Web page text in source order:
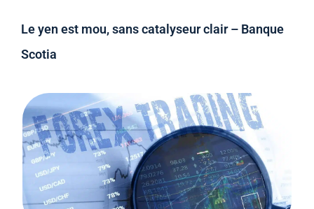
Le yen est mou, sans catalyseur clair – Banque
Scotia